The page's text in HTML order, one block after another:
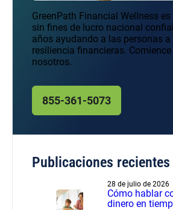
GreenPath Financial Wellness
sin fines de lucro nacional
años ayudando a las personas
resiliencia financieras.
nosotros.
855-361-5073
Publicaciones
28 de julio de 2026
Cómo hablar
dinero en